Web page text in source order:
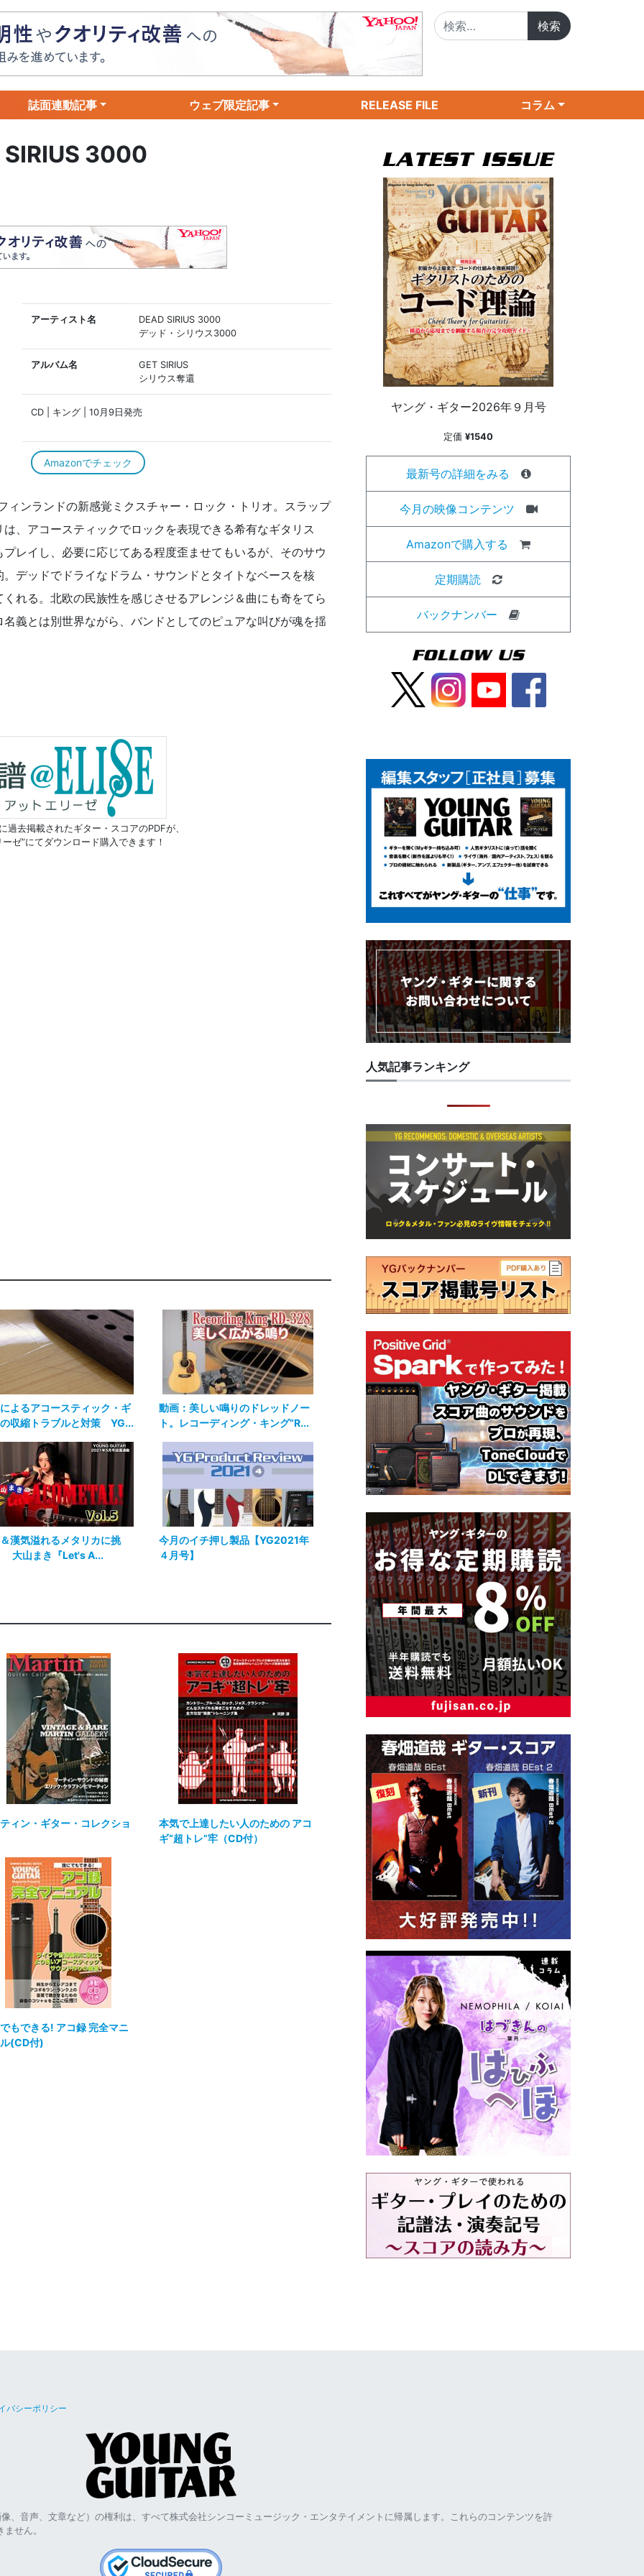
誌面連動記事 ウェブ限定記事 RELEASE FILE コラム
SIRIUS 3000
アーティスト名
DEAD SIRIUS 3000
デッド・シリウス3000
アルバム名
GET SIRIUS
シリウス奪還
CD | キング | 10月9日発売
Amazonでチェック
ンランドの新感覚ミクスチャー・ロック・トリオ。スラップ
、アコースティックでロックを表現できる希有なギタリス
レイし、必要に応じてある程度歪ませてもいるが、そのサウ
デッドでドライなドラム・サウンドとタイトなベースを核
れる。北欧の民族性を感じさせるアレンジ＆曲にも奇をてら
義とは別世界ながら、バンドとしてのピュアな叫びが魂を揺
過去掲載されたギター・スコアのPDFが、
ゼ”にてダウンロード購入できます！
よるアコースティック・ギ
収縮トラブルと対策 YG...
動画：美しい鳴りのドレッドノー
ト。レコーディング・キング“R...
漢気溢れるメタリカに挑
大山まき『Let's A...
今月のイチ押し製品【YG2021年
４月号】
ィン・ギター・コレクショ
本気で上達したい人のための アコ
ギ“超トレ”牢（CD付）
もできる! アコ録 完全マニ
(CD付)
ヤング・ギター2026年９月号
定価 ¥1540
最新号の詳細をみる
今月の映像コンテンツ
Amazonで購入する
定期購読
バックナンバー
人気記事ランキング
バシーポリシー
、音声、文章など）の権利は、すべて株式会社シンコーミュージック・エンタテイメントに帰属します。これらのコンテンツを許
せん。